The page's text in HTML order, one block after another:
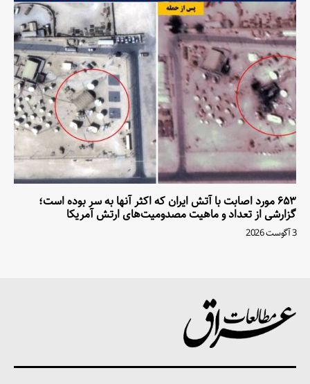
۶۵۳ مورد اصابت با آتش ایران که اکثر آنها به سر بوده است؛
گزارشی از تعداد و ماهیت مصدومیت‌های ارتش آمریکا
3 آگوست 2026